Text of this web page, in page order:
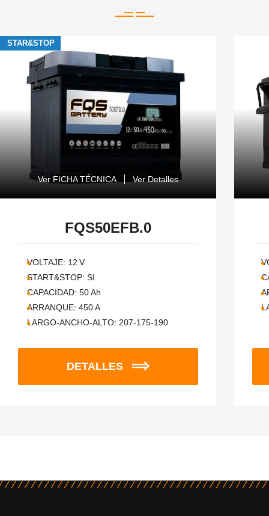
STAR&STOP
Ver FICHA TÉCNICA Ver Detalles
FQS50EFB.0
VOLTAJE: 12 V
START&STOP: SI
CAPACIDAD: 50Ah
ARRANQUE: 450A
LARGO-ANCHO-ALTO: 207-175-190
DETALLES